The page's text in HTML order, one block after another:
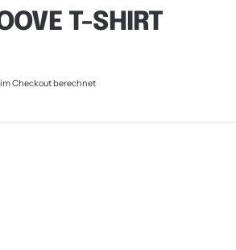
T-SHIRT
Checkout berechnet